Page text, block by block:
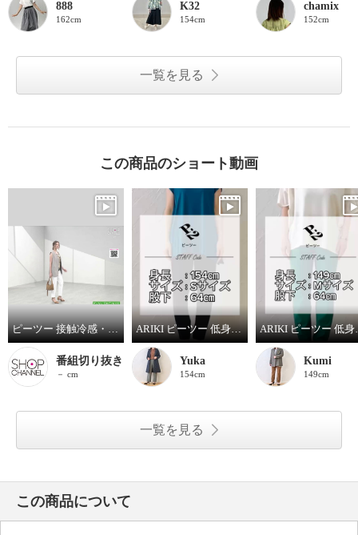
888
162cm
K32
154cm
chamix
152cm
一覧を見る
この商品のショート動画
ピーツー 接触冷感・吸水速乾 多機能ストレッチ ゆったりすっきり アンクルパンツ ＜股下６４ｃｍ＞
番組切り抜き
－ cm
ARIKI ピーツー 低身長スタッフがはいてみました！
Yuka
154cm
ARIKI ピ
Kumi
149cm
一覧を見る
この商品について